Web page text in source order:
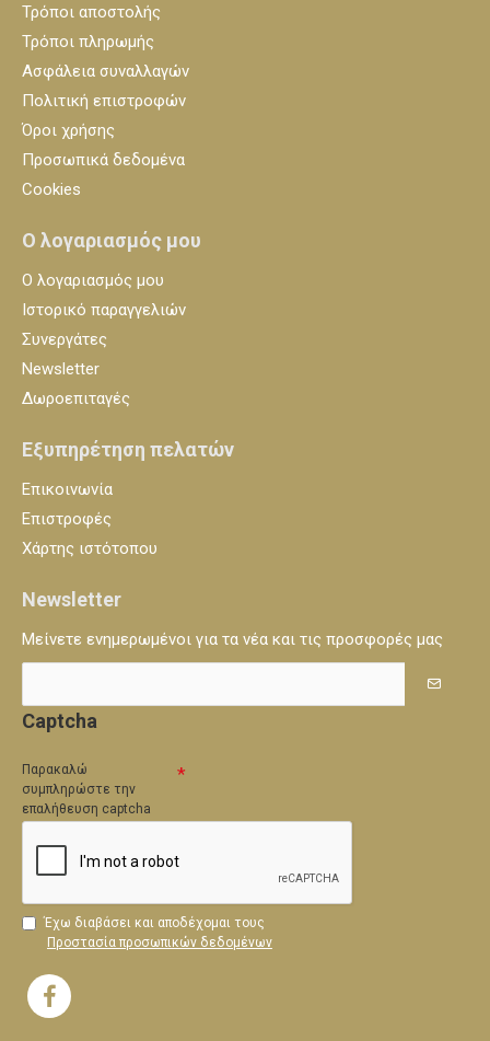
Τρόποι αποστολής
Τρόποι πληρωμής
Ασφάλεια συναλλαγών
Πολιτική επιστροφών
Όροι χρήσης
Προσωπικά δεδομένα
Cookies
Ο λογαριασμός μου
Ο λογαριασμός μου
Ιστορικό παραγγελιών
Συνεργάτες
Newsletter
Δωροεπιταγές
Εξυπηρέτηση πελατών
Επικοινωνία
Επιστροφές
Χάρτης ιστότοπου
Newsletter
Μείνετε ενημερωμένοι για τα νέα και τις προσφορές μας
Captcha
Παρακαλώ
συμπληρώστε την
επαλήθευση captcha
Έχω διαβάσει και αποδέχομαι τους
Προστασία προσωπικών δεδομένων